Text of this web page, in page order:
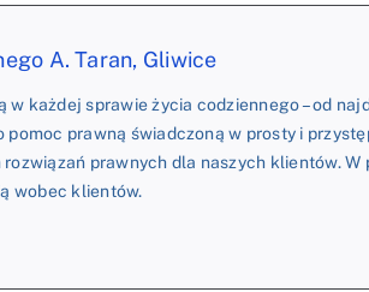
A. Taran, Gliwice
w każdej sprawie życia codziennego – od
pomoc prawną świadczoną w prosty i
prawnych dla naszych klientów.
wobec klientów.